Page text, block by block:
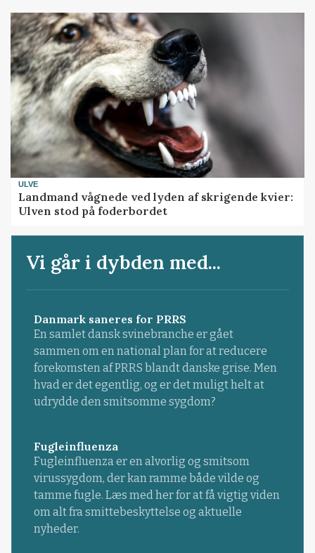
ULVE
Landmand vågnede ved lyden af skrigende kvier:
Ulven stod på foderbordet
Vi går i dybden med...
Danmark saneres for PRRS
En samlet dansk svinebranche er gået
sammen om en national plan for at reducere
forekomsten af PRRS blandt danske grise. Men
hvad er det egentlig, og er det muligt helt at
udrydde den smitsomme sygdom?
Fugleinfluenza
Fugleinfluenza er en alvorlig og smitsom
virussygdom, der kan ramme både vilde og
tamme fugle. Læs med her for at få vigtig viden
om alt fra smittebeskyttelse og aktuelle
nyheder.